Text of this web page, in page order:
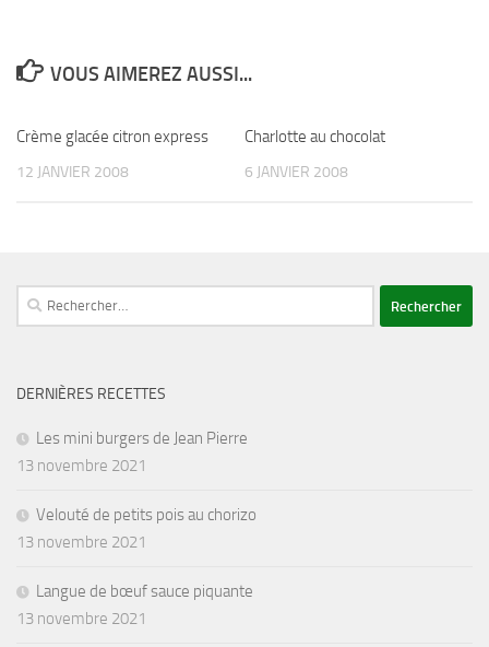
VOUS AIMEREZ AUSSI...
Crème glacée citron express
12 JANVIER 2008
Charlotte au chocolat
6 JANVIER 2008
Rechercher :
DERNIÈRES RECETTES
Les mini burgers de Jean Pierre
13 novembre 2021
Velouté de petits pois au chorizo
13 novembre 2021
Langue de bœuf sauce piquante
13 novembre 2021